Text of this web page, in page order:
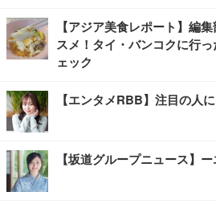
【アジア美食レポート】編
スメ！タイ・バンコクに行
ェック
【エンタメRBB】注目の人
【坂道グループニュース】